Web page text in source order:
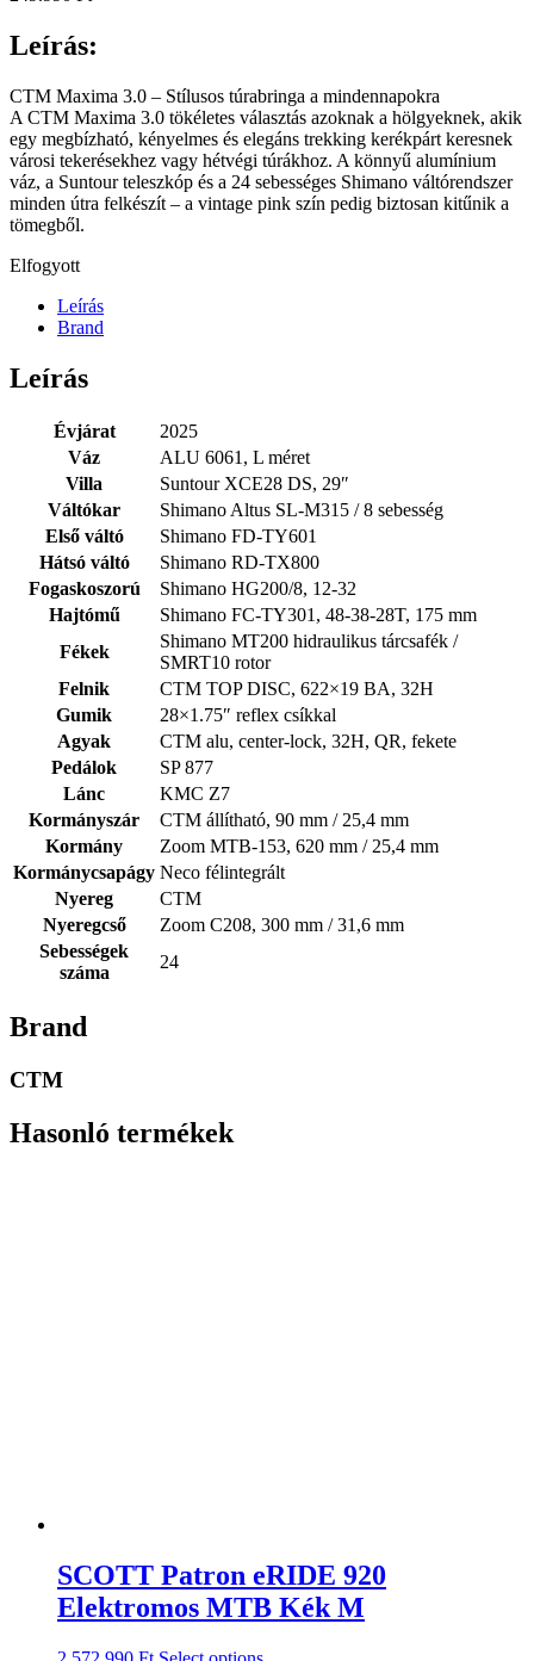
Leírás:
CTM Maxima 3.0 – Stílusos túrabringa a mindennapokra
A CTM Maxima 3.0 tökéletes választás azoknak a hölgyeknek, akik
egy megbízható, kényelmes és elegáns trekking kerékpárt keresnek
városi tekerésekhez vagy hétvégi túrákhoz. A könnyű alumínium
váz, a Suntour teleszkóp és a 24 sebességes Shimano váltórendszer
minden útra felkészít – a vintage pink szín pedig biztosan kitűnik a
tömegből.
Elfogyott
Leírás
Brand
Leírás
Évjárat
2025
Váz
ALU 6061, L méret
Villa
Suntour XCE28 DS, 29″
Váltókar
Shimano Altus SL-M315 / 8 sebesség
Első váltó
Shimano FD-TY601
Hátsó váltó
Shimano RD-TX800
Fogaskoszorú
Shimano HG200/8, 12-32
Hajtómű
Shimano FC-TY301, 48-38-28T, 175 mm
Fékek
Shimano MT200 hidraulikus tárcsafék /
SMRT10 rotor
Felnik
CTM TOP DISC, 622×19 BA, 32H
Gumik
28×1.75″ reflex csíkkal
Agyak
CTM alu, center-lock, 32H, QR, fekete
Pedálok
SP 877
Lánc
KMC Z7
Kormányszár
CTM állítható, 90 mm / 25,4 mm
Kormány
Zoom MTB-153, 620 mm / 25,4 mm
Kormánycsapágy Neco félintegrált
Nyereg
CTM
Nyeregcső
Zoom C208, 300 mm / 31,6 mm
Sebességek
száma
24
Brand
CTM
Hasonló termékek
SCOTT Patron eRIDE 920
Elektromos MTB Kék M